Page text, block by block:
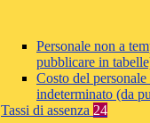
Personale non a
pubblicare in
Costo del
indeterminato (da
Tassi di assenza 24